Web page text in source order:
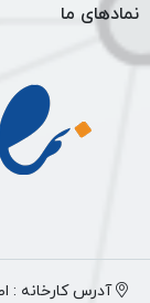
نمادهای ما
آدرس كارخانه :